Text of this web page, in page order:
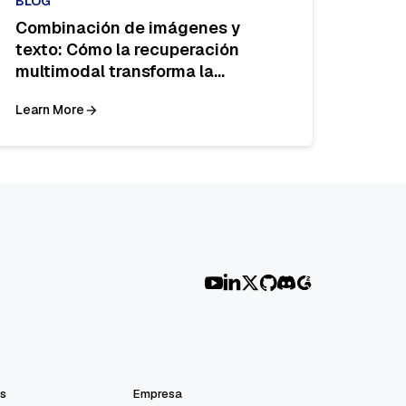
Combinación de imágenes y
texto: Cómo la recuperación
multimodal transforma la
Learn More
Empresa